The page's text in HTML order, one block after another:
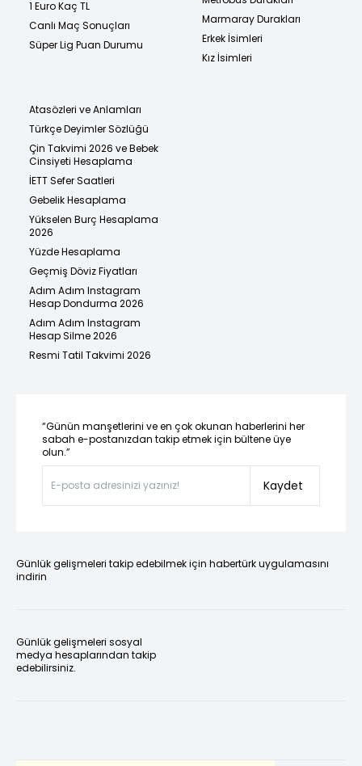
1 Euro Kaç TL
Canlı Maç Sonuçları
Süper Lig Puan Durumu
Marmaray Durakları
Erkek İsimleri
Kız İsimleri
Atasözleri ve Anlamları
Türkçe Deyimler Sözlüğü
Çin Takvimi 2026 ve Bebek
Cinsiyeti Hesaplama
İETT Sefer Saatleri
Gebelik Hesaplama
Yükselen Burç Hesaplama
2026
Yüzde Hesaplama
Geçmiş Döviz Fiyatları
Adım Adım Instagram
Hesap Dondurma 2026
Adım Adım Instagram
Hesap Silme 2026
Resmi Tatil Takvimi 2026
“Günün manşetlerini ve en çok okunan haberlerini her
sabah e-postanızdan takip etmek için bültene üye
olun.”
Kaydet
Günlük gelişmeleri takip edebilmek için habertürk uygulamasını
indirin
Günlük gelişmeleri sosyal
medya hesaplarından takip
edebilirsiniz.